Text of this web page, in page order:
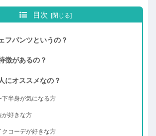
目次
フパンツというの？
徴があるの？
にオススメなの？
半身が気になる方
好きな方
コーデが好きな方